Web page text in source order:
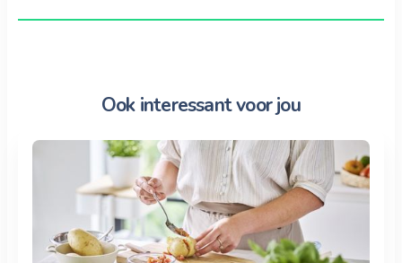
Ook interessant voor jou